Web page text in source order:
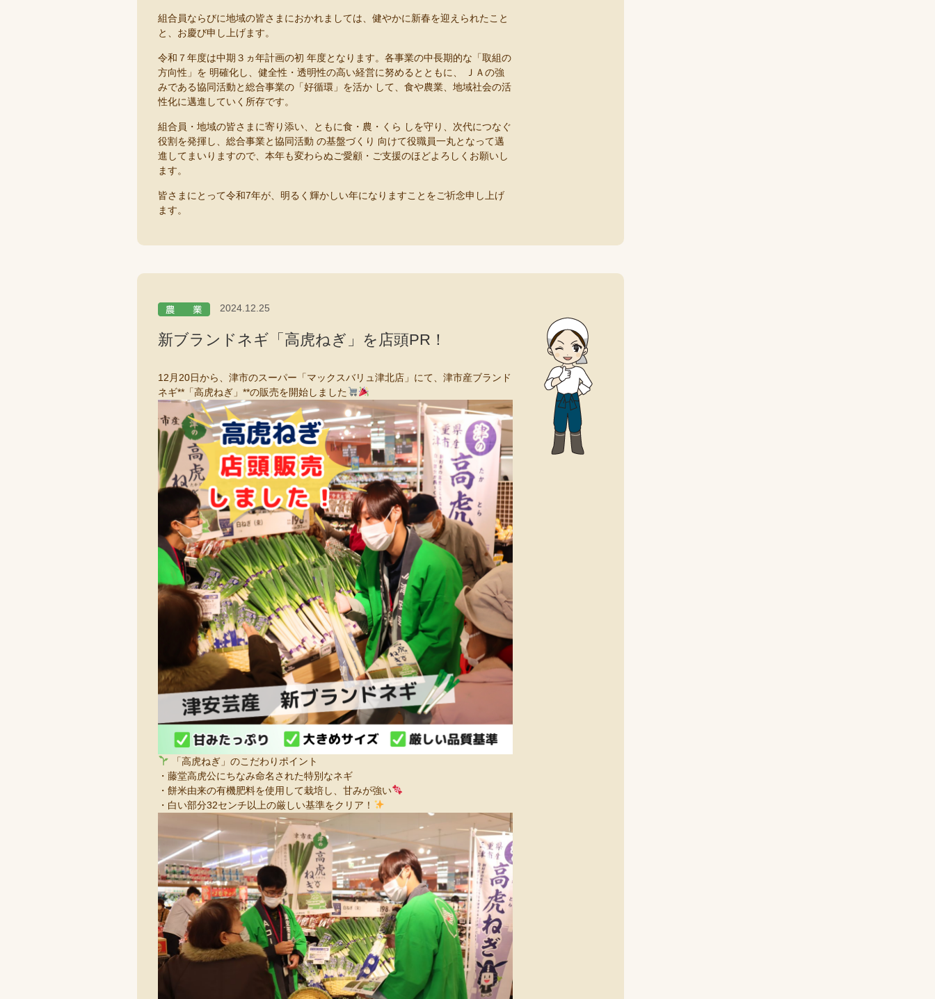
組合員ならびに地域の皆さまにおかれましては、健やかに新春を迎えられたこと
と、お慶び申し上げます。
令和７年度は中期３ヵ年計画の初 年度となります。各事業の中長期的な「取組の
方向性」を 明確化し、健全性・透明性の高い経営に努めるとともに、 ＪＡの強
みである協同活動と総合事業の「好循環」を活か して、食や農業、地域社会の活
性化に邁進していく所存です。
組合員・地域の皆さまに寄り添い、ともに食・農・くら しを守り、次代につなぐ
役割を発揮し、総合事業と協同活動 の基盤づくり 向けて役職員一丸となって邁
進してまいりますので、本年も変わらぬご愛顧・ご支援のほどよろしくお願いし
ます。
皆さまにとって令和7年が、明るく輝かしい年になりますことをご祈念申し上げ
ます。
2024.12.25
新ブランドネギ「高虎ねぎ」を店頭PR！
12月20日から、津市のスーパー「マックスバリュ津北店」にて、津市産ブランド
ネギ**「高虎ねぎ」**の販売を開始しました
「高虎ねぎ」のこだわりポイント
・藤堂高虎公にちなみ命名された特別なネギ
・餅米由来の有機肥料を使用して栽培し、甘みが強い
・白い部分32センチ以上の厳しい基準をクリア！